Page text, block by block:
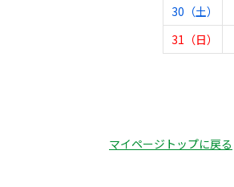
30（土）
31（日）
マイページトップに戻る